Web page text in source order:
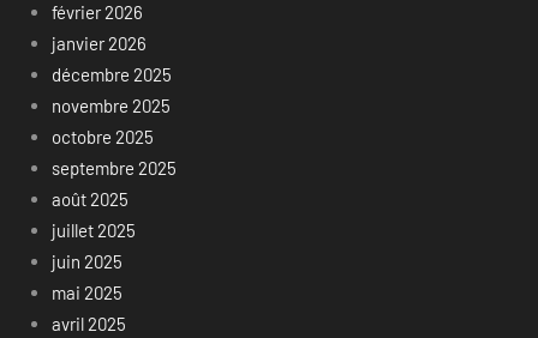
février 2026
janvier 2026
décembre 2025
novembre 2025
octobre 2025
septembre 2025
août 2025
juillet 2025
juin 2025
mai 2025
avril 2025